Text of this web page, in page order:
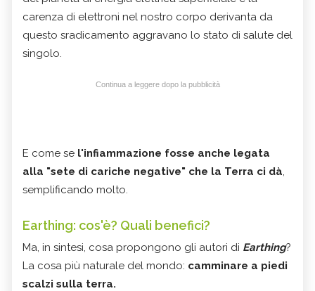
carenza di elettroni nel nostro corpo derivanta da
questo sradicamento aggravano lo stato di salute del
singolo.
Continua a leggere dopo la pubblicità
E come se l'infiammazione fosse anche legata
alla "sete di cariche negative" che la Terra ci dà,
semplificando molto.
Earthing: cos'è? Quali benefici?
Ma, in sintesi, cosa propongono gli autori di Earthing?
La cosa più naturale del mondo: camminare a piedi
scalzi sulla terra.